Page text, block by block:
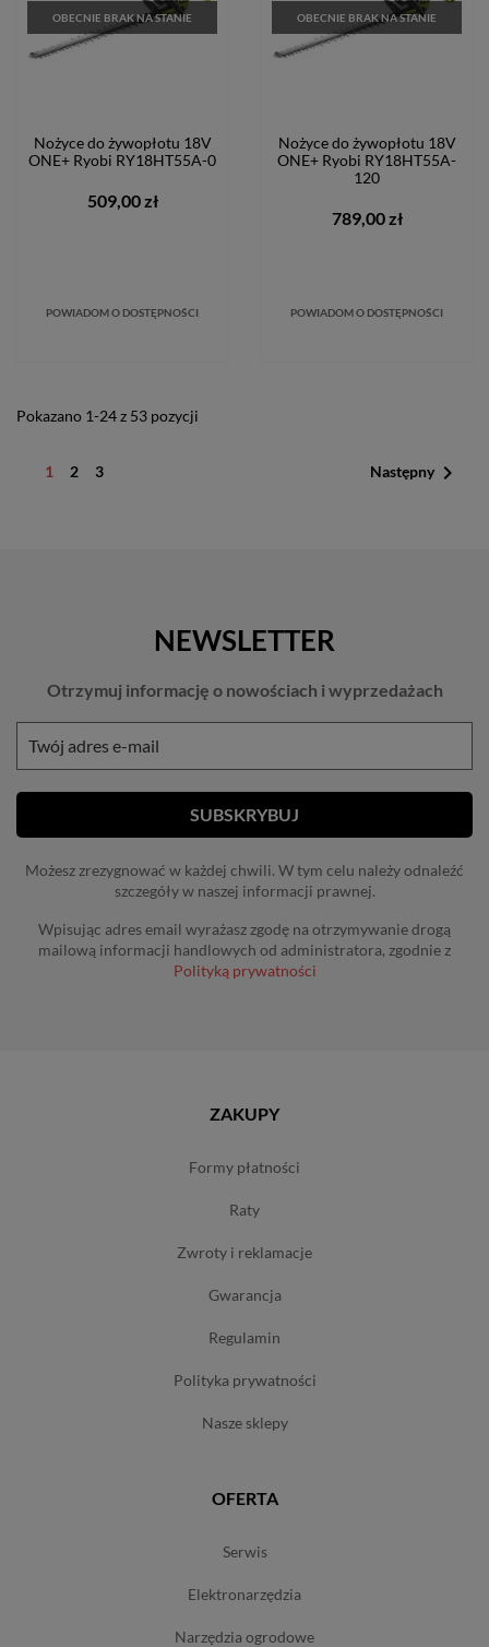
OBECNIE BRAK NA STANIE
Nożyce do żywopłotu 18V
ONE+ Ryobi RY18HT55A-0
509,00 zł
POWIADOM O DOSTĘPNOŚCI
OBECNIE BRAK NA STANIE
Nożyce do żywopłotu 18V
ONE+ Ryobi RY18HT55A-
120
789,00 zł
POWIADOM O DOSTĘPNOŚCI
Pokazano 1-24 z 53 pozycji
1 2 3 Następny 
NEWSLETTER
Otrzymuj informację o nowościach i wyprzedażach
Możesz zrezygnować w każdej chwili. W tym celu należy odnaleźć
szczegóły w naszej informacji prawnej.
Wpisując adres email wyrażasz zgodę na otrzymywanie drogą
mailową informacji handlowych od administratora, zgodnie z
Polityką prywatności
ZAKUPY
formy płatności
raty
zwroty i reklamacje
gwarancja
regulamin
polityka prywatności
nasze sklepy
OFERTA
serwis
elektronarzędzia
narzędzia ogrodowe